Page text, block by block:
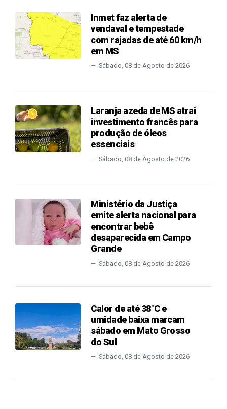
Inmet faz alerta de
vendaval e tempestade
com rajadas de até 60 km/h
em MS
Sábado, 08 de Agosto de 2026
Laranja azeda de MS atrai
investimento francês para
produção de óleos
essenciais
Sábado, 08 de Agosto de 2026
Ministério da Justiça
emite alerta nacional para
encontrar bebê
desaparecida em Campo
Grande
Sábado, 08 de Agosto de 2026
Calor de até 38°C e
umidade baixa marcam
sábado em Mato Grosso
do Sul
Sábado, 08 de Agosto de 2026